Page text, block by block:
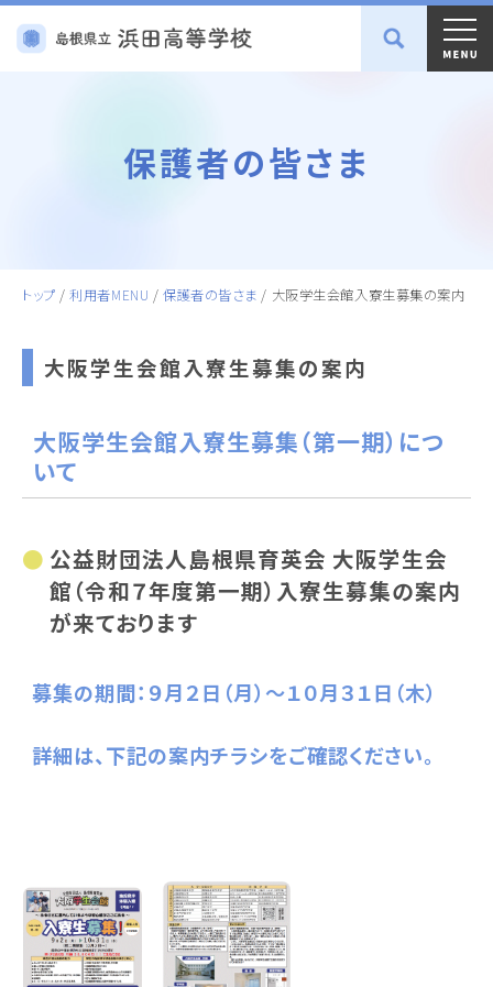
保護者の皆さま
トップ /利用者MENU / 保護者の皆さま / 大阪学生会館入寮生募集の案内
大阪学生会館入寮生募集の案内
大阪学生会館入寮生募集（第一期）につ
いて
公益財団法人島根県育英会 大阪学生会
館（令和７年度第一期）入寮生募集の案内
が来ております
募集の期間：９月２日（月）～１０月３１日（木）
詳細は、下記の案内チラシをご確認ください。